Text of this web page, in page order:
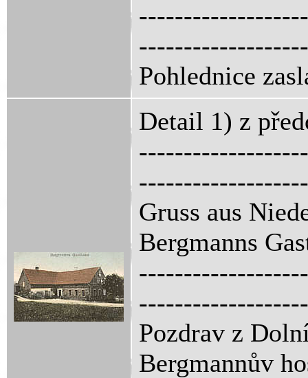
-------------------
Pohlednice
Detail 1) z
-------------------
Gruss aus
Bergmanns
-------------------
Pozdrav z
Bergmannův